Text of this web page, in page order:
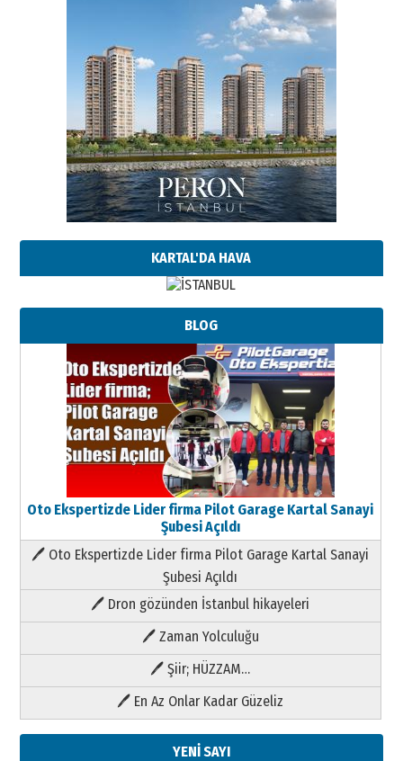
KARTAL'DA HAVA
BLOG
Oto Ekspertizde Lider firma Pilot Garage Kartal Sanayi
Şubesi Açıldı
🖊 Oto Ekspertizde Lider firma Pilot Garage Kartal Sanayi
Şubesi Açıldı
🖊 Dron gözünden İstanbul hikayeleri
🖊 Zaman Yolculuğu
🖊 Şiir; HÜZZAM…
🖊 En Az Onlar Kadar Güzeliz
YENİ SAYI